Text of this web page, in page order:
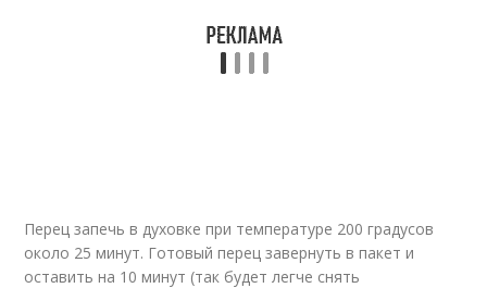
Перец запечь в духовке при температуре 200 градусов
около 25 минут. Готовый перец завернуть в пакет и
оставить на 10 минут (так будет легче снять